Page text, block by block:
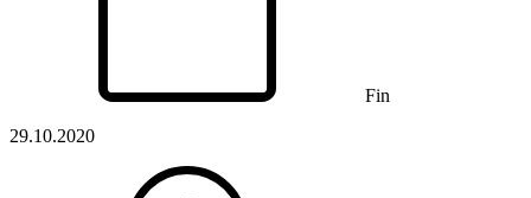
Fin
29.10.2020